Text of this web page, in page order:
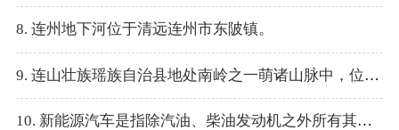
8. 连州地下河位于清远连州市东陂镇。
9. 连山壮族瑶族自治县地处南岭之一萌诸山脉中，位于粤、湘、桂三省结合部。
10. 新能源汽车是指除汽油、柴油发动机之外所有其它能源汽车。